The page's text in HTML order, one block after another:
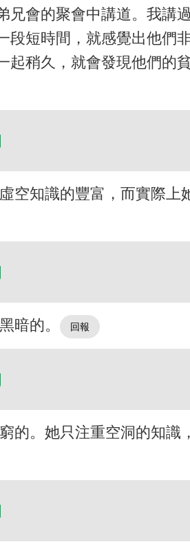
會的聚會中講道。我講
短時間，就感覺出他們
稍久，就會發現他們的
空知識的豐富，而實際上
暗的。
的。她只注重空洞的知識